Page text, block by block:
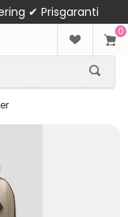
✔ Prisgaranti
0